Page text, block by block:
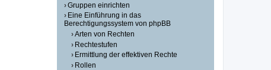
Gruppen einrichten
Eine Einführung in das
Berechtigungssystem von phpBB
Arten von Rechten
Rechtestufen
Ermittlung der effektiven Rechte
Rollen